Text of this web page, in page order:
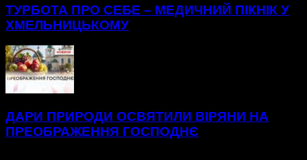
ТУРБОТА ПРО СЕБЕ – МЕДИЧНИЙ ПІКНІК У
ХМЕЛЬНИЦЬКОМУ
ДАРИ ПРИРОДИ ОСВЯТИЛИ ВІРЯНИ НА
ПРЕОБРАЖЕННЯ ГОСПОДНЄ